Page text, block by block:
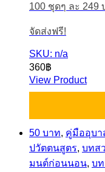
100 ชุดๆ ละ 249
จัดส่งฟรี!
SKU: n/a
360฿
View Product
50 บาท, คู่มืออุบา
ปวัตตนสูตร, บทส
มนต์ก่อนนอน, บ